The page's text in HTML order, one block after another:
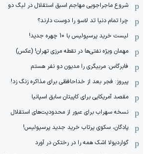
شروع ماجراجویی مهاجم اسبق استقلال در لیگ دو
چرا تمام دنیا تد لاسو را دوست دارند؟
لیست خرید پرسپولیس با 10 چهره جدید!
مهمان‌ ویژه نفتی‌ها در نقطه مرزی تهران! (عکس)
فابرگاس: مربیگری را مدیون دو نفر هستم
پیروز: فجر بعد از خداحافظی برای مذاکره زنگ زد!
مقصد آمریکایی برای کاپیتان سابق اسپانیا
نسخه سهراب برای عبور از محدودیت‌های استقلال
پادگان، سکوی پرتاب خرید جدید پرسپولیس!
گواردیولا اشک همه را در رختکن در آورد